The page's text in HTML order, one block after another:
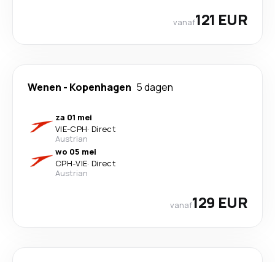
vanaf121 EUR
Wenen - Kopenhagen 5 dagen
za 01 mei
VIE-CPH· Direct
Austrian
wo 05 mei
CPH-VIE· Direct
Austrian
vanaf129 EUR